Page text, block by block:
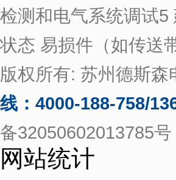
检测和电气系统调试
状态 易损件（如传送
版权所有: 苏州德斯
线：4000-188-758/
备32050602013785号
网站统计